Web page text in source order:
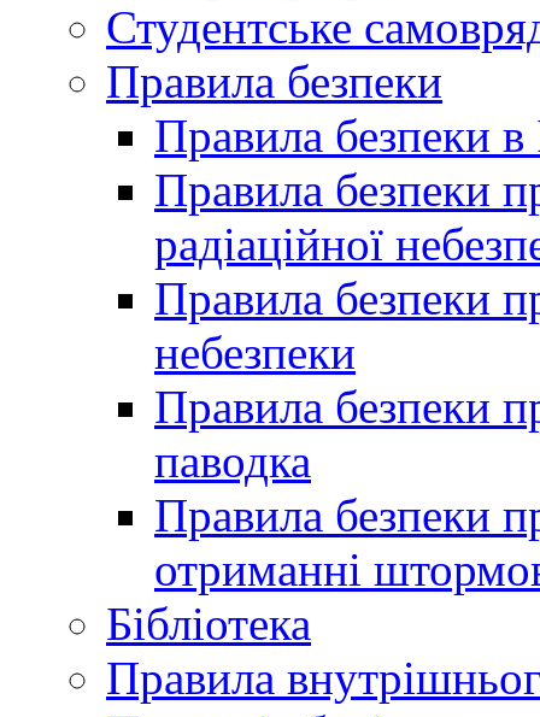
Студентське
Правила безпеки
Правила безпеки в
Правила безпеки
радіаційної
Правила безпеки
небезпеки
Правила безпеки
паводка
Правила безпеки
отриманні
Бібліотека
Правила